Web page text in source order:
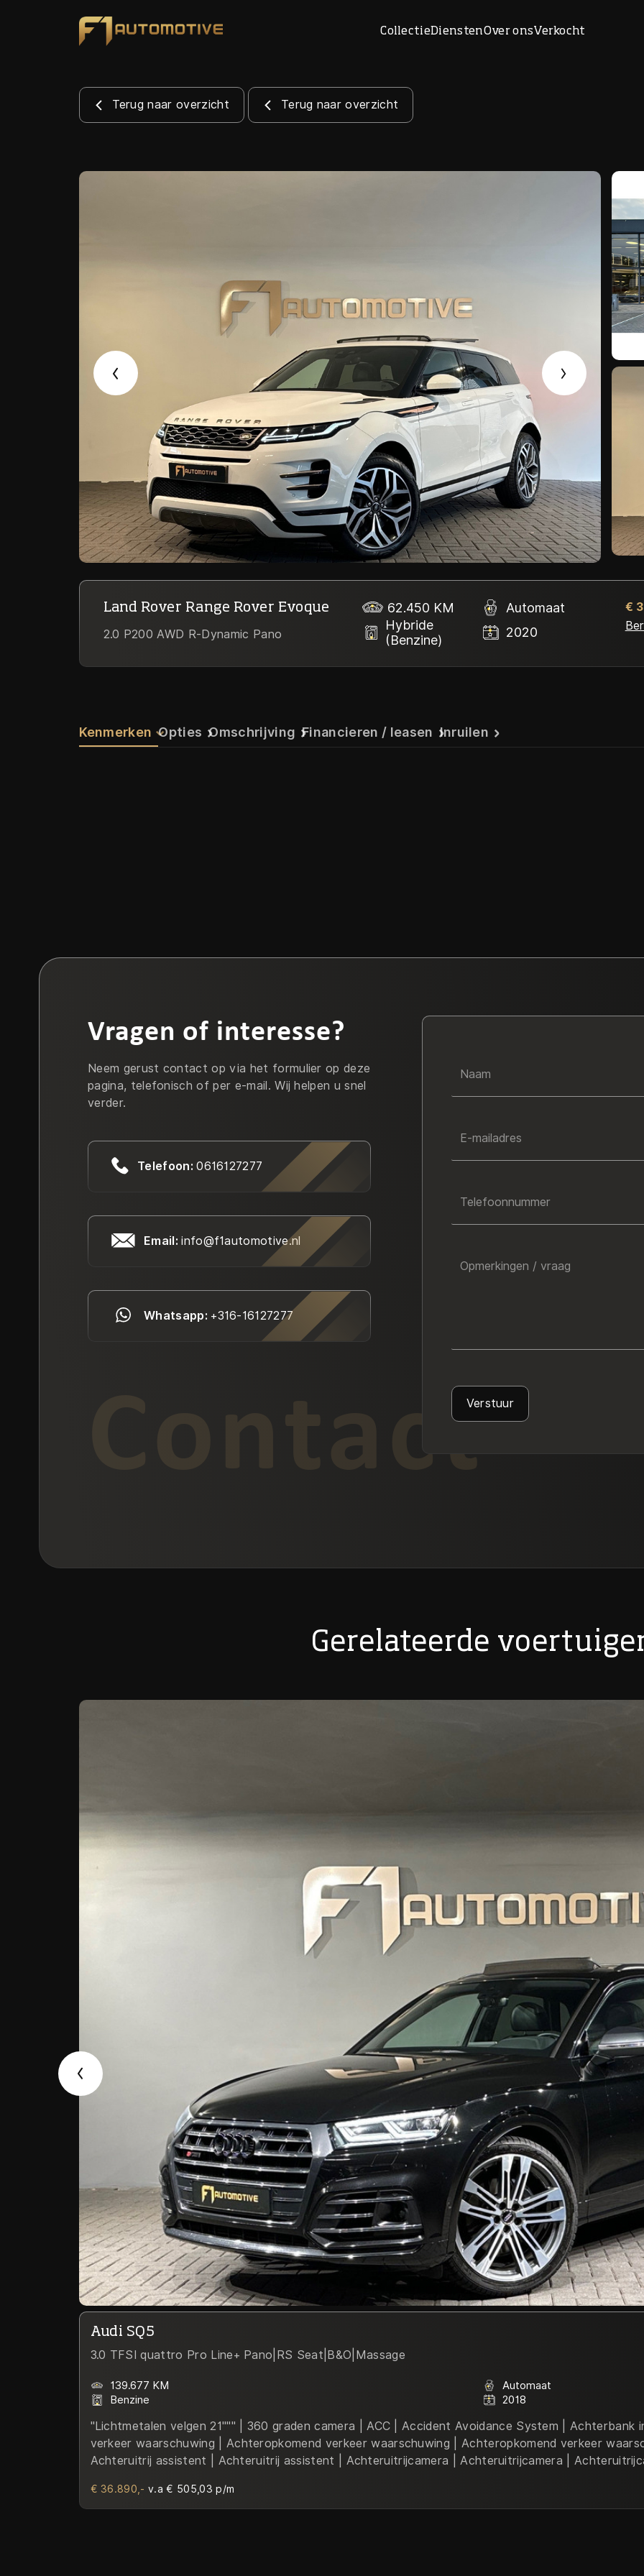
CollectieDienstenOver onsVerkocht
Collectie
Verkocht
Contact
Terug naar overzicht Terug naar overzicht
Land Rover Range Rover Evoque
2.0 P200 AWD R-Dynamic Pano
62.450 KM
Automaat
Hybride
(Benzine)
2020
€
Kenmerken Opties Omschrijving Financieren / leasen Inruilen
Vragen of interesse?
Neem gerust contact op via het formulier op deze
pagina, telefonisch of per e-mail. Wij helpen u snel
verder.
Telefoon:0616127277
Email:info@f1automotive.nl
Whatsapp: +316-16127277
Contact
Naam
E-mailadres
Telefoonnummer
Opmerkingen / vraag
Verstuur
Gerelateerde
Audi SQ5
3.0 TFSI quattro Pro Line+ Pano|RS Seat|B&O|Massage
139.677 KM
Automaat
Benzine
2018
"Lichtmetalen velgen 21""" | 360 graden camera | ACC | Accident Avoidance System | Achterbank
verkeer waarschuwing | Achteropkomend verkeer waarschuwing | Achteropkomend verkeer
Achteruitrij assistent | Achteruitrij assistent | Achteruitrijcamera | Achteruitrijcamera |
side achter | Airbag(s) side voor | Airbag bestuurder | Airbag passagier | Airco automatisch |
exterieur | Ambienteverlichting | Ambienteverlichting doorlopend | Anti Blokkeer Systeem (ABS) |
€ 36.890,-v.a € 505,03 p/m